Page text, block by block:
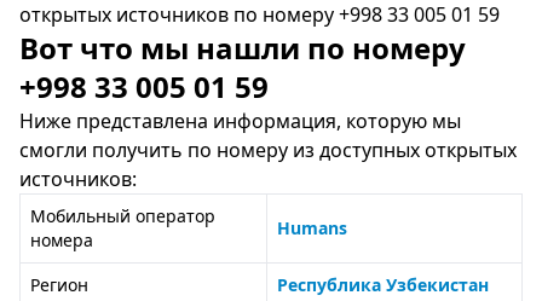
открытых источников по номеру +998 33 005 01 59
Вот что мы нашли по номеру
+998 33 005 01 59
Ниже представлена информация, которую мы
смогли получить по номеру из доступных открытых
источников:
Мобильный оператор
номера
Humans
Регион
Республика Узбекистан